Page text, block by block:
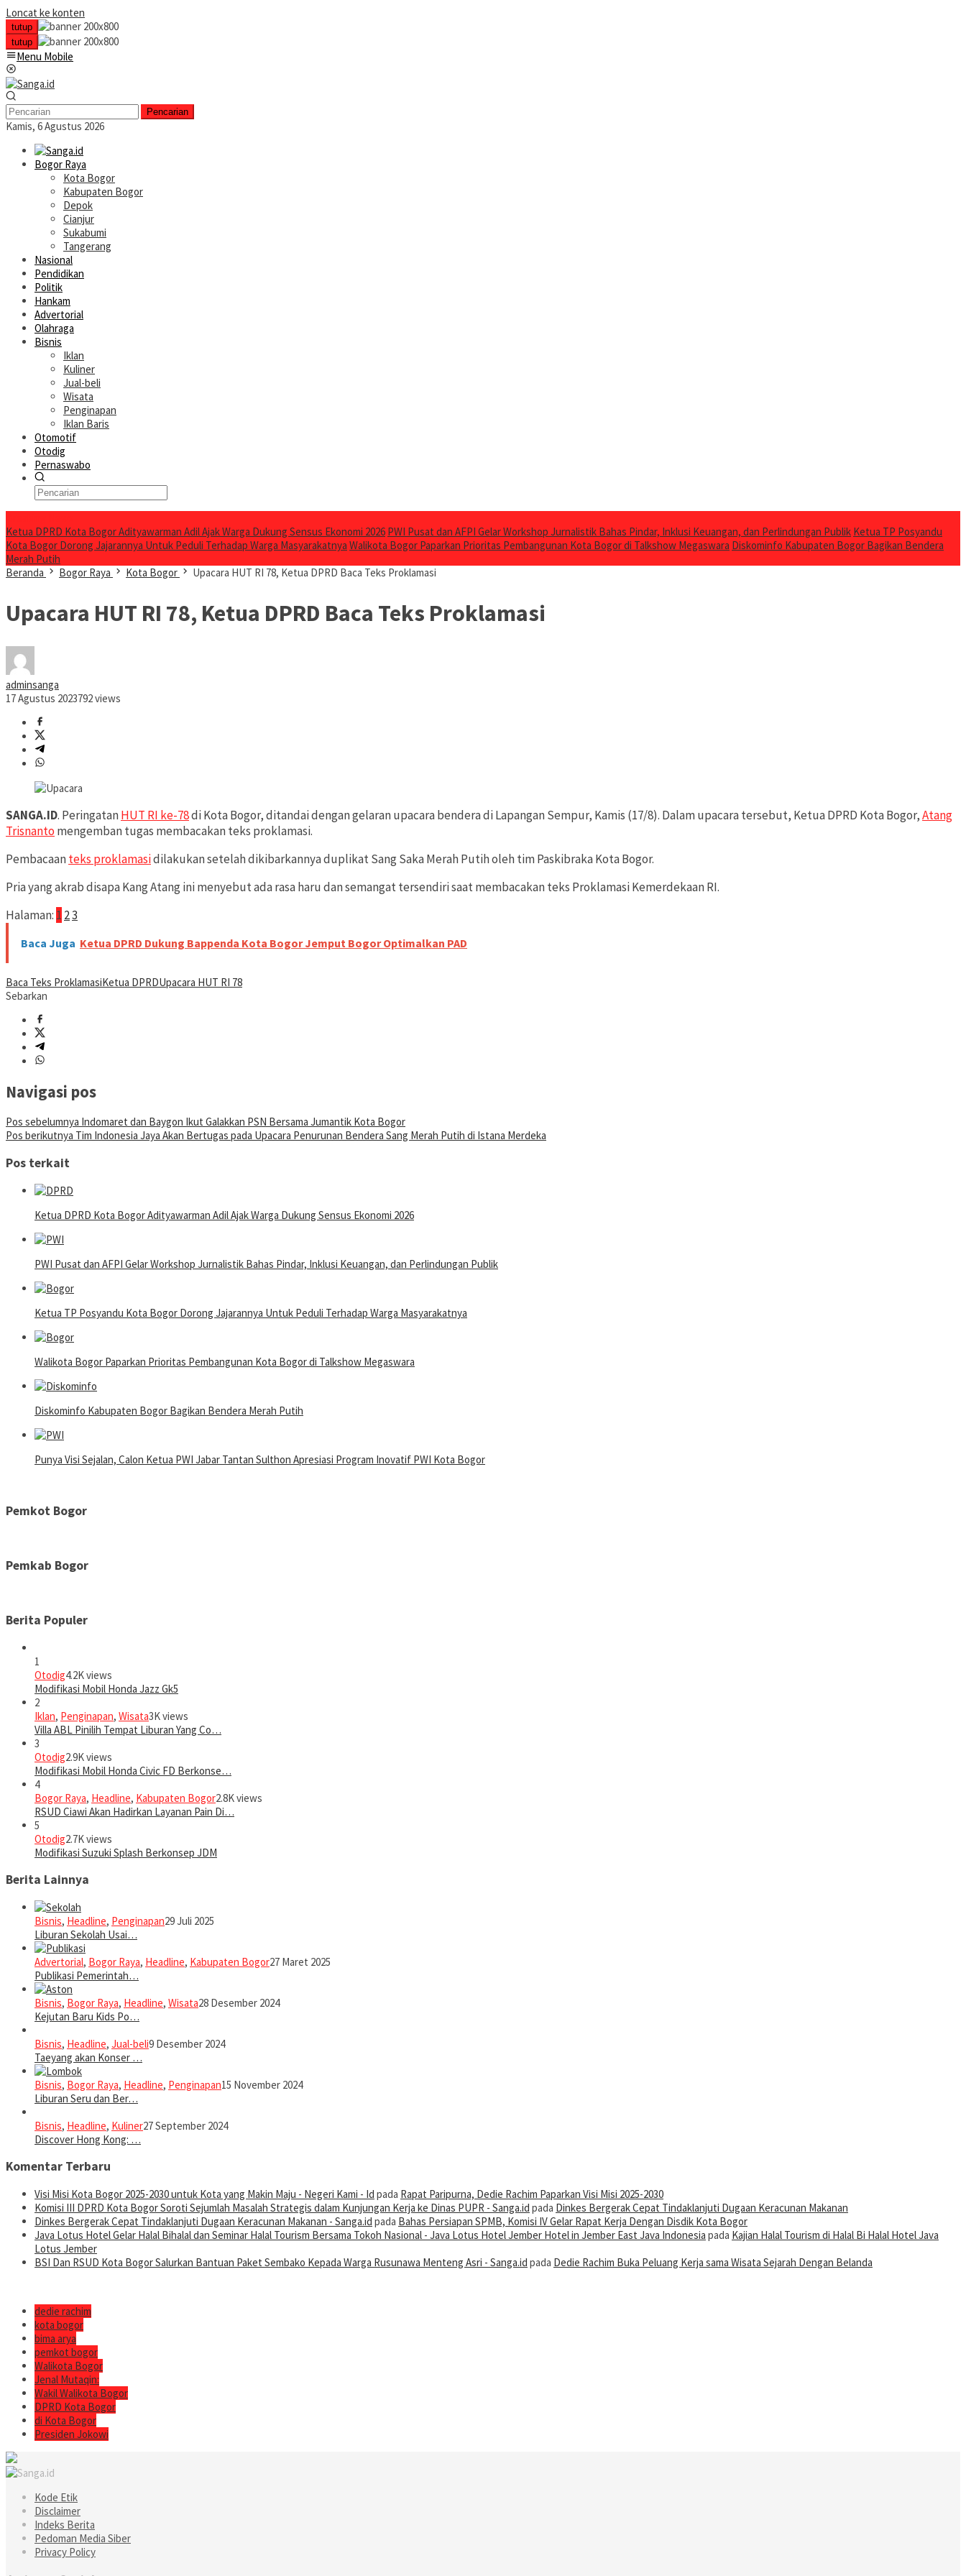
Loncat ke konten
tutup
tutup
Menu Mobile
Pencarian
Kamis, 6 Agustus 2026
Bogor Raya
Kota Bogor
Kabupaten Bogor
Depok
Cianjur
Sukabumi
Tangerang
Nasional
Pendidikan
Politik
Hankam
Advertorial
Olahraga
Bisnis
Iklan
Kuliner
Jual-beli
Wisata
Penginapan
Iklan Baris
Otomotif
Otodig
Pernaswabo
Ketua DPRD Kota Bogor Adityawarman Adil Ajak Warga Dukung Sensus Ekonomi 2026 PWI Pusat dan AFPI Gelar Workshop Jurnalistik Bahas Pindar, Inklusi Keuangan, dan Perlindungan Publik Ketua TP Posyandu
Kota Bogor Dorong Jajarannya Untuk Peduli Terhadap Warga Masyarakatnya Walikota Bogor Paparkan Prioritas Pembangunan Kota Bogor di Talkshow Megaswara Diskominfo Kabupaten Bogor Bagikan Bendera
Merah Putih
Beranda
Bogor Raya Kota Bogor Upacara HUT RI 78, Ketua DPRD Baca Teks Proklamasi
Upacara HUT RI 78, Ketua DPRD Baca Teks Proklamasi
adminsanga
17 Agustus 2023792 views
SANGA.ID. PeringatanHUT RI ke-78di Kota Bogor, ditandai dengan gelaran upacara bendera di Lapangan Sempur, Kamis (17/8). Dalam upacara tersebut, Ketua DPRD Kota Bogor,Atang
Trisnanto mengemban tugas membacakan teks proklamasi.
Pembacaanteks proklamasidilakukan setelah dikibarkannya duplikat Sang Saka Merah Putih oleh tim Paskibraka Kota Bogor.
Pria yang akrab disapa Kang Atang ini menyebut ada rasa haru dan semangat tersendiri saat membacakan teks Proklamasi Kemerdekaan RI.
Halaman: 1 23
Baca Juga Ketua DPRD Dukung Bappenda Kota Bogor Jemput Bogor Optimalkan PAD
Baca Teks ProklamasiKetua DPRDUpacara HUT RI 78
Sebarkan
Navigasi pos
Pos sebelumnya Indomaret dan Baygon Ikut Galakkan PSN Bersama Jumantik Kota Bogor
Pos berikutnya Tim Indonesia Jaya Akan Bertugas pada Upacara Penurunan Bendera Sang Merah Putih di Istana Merdeka
Pos terkait
Ketua DPRD Kota Bogor Adityawarman Adil Ajak Warga Dukung Sensus Ekonomi 2026
PWI Pusat dan AFPI Gelar Workshop Jurnalistik Bahas Pindar, Inklusi Keuangan, dan Perlindungan Publik
Ketua TP Posyandu Kota Bogor Dorong Jajarannya Untuk Peduli Terhadap Warga Masyarakatnya
Walikota Bogor Paparkan Prioritas Pembangunan Kota Bogor di Talkshow Megaswara
Diskominfo Kabupaten Bogor Bagikan Bendera Merah Putih
Punya Visi Sejalan, Calon Ketua PWI Jabar Tantan Sulthon Apresiasi Program Inovatif PWI Kota Bogor
Pemkot Bogor
Pemkab Bogor
Berita Populer
1
Otodig4.2K views
Modifikasi Mobil Honda Jazz Gk5
2
Iklan, Penginapan, Wisata3K views
Villa ABL Pinilih Tempat Liburan Yang Co…
3
Otodig2.9K views
Modifikasi Mobil Honda Civic FD Berkonse…
4
Bogor Raya, Headline, Kabupaten Bogor2.8K views
RSUD Ciawi Akan Hadirkan Layanan Pain Di…
5
Otodig2.7K views
Modifikasi Suzuki Splash Berkonsep JDM
Berita Lainnya
Bisnis, Headline, Penginapan29 Juli 2025
Liburan Sekolah Usai…
Advertorial, Bogor Raya, Headline, Kabupaten Bogor27 Maret 2025
Publikasi Pemerintah…
Bisnis, Bogor Raya, Headline, Wisata28 Desember 2024
Kejutan Baru Kids Po…
Bisnis, Headline, Jual-beli9 Desember 2024
Taeyang akan Konser …
Bisnis, Bogor Raya, Headline, Penginapan15 November 2024
Liburan Seru dan Ber…
Bisnis, Headline, Kuliner27 September 2024
Discover Hong Kong: …
Komentar Terbaru
Visi Misi Kota Bogor 2025-2030 untuk Kota yang Makin Maju - Negeri Kami - Id pada Rapat Paripurna, Dedie Rachim Paparkan Visi Misi 2025-2030
Komisi III DPRD Kota Bogor Soroti Sejumlah Masalah Strategis dalam Kunjungan Kerja ke Dinas PUPR - Sanga.id pada Dinkes Bergerak Cepat Tindaklanjuti Dugaan Keracunan Makanan
Dinkes Bergerak Cepat Tindaklanjuti Dugaan Keracunan Makanan - Sanga.id pada Bahas Persiapan SPMB, Komisi IV Gelar Rapat Kerja Dengan Disdik Kota Bogor
Java Lotus Hotel Gelar Halal Bihalal dan Seminar Halal Tourism Bersama Tokoh Nasional - Java Lotus Hotel Jember Hotel in Jember East Java Indonesia pada Kajian Halal Tourism di Halal Bi Halal Hotel Java
Lotus Jember
BSI Dan RSUD Kota Bogor Salurkan Bantuan Paket Sembako Kepada Warga Rusunawa Menteng Asri - Sanga.id pada Dedie Rachim Buka Peluang Kerja sama Wisata Sejarah Dengan Belanda
dedie rachim
kota bogor
bima arya
pemkot bogor
Walikota Bogor
Jenal Mutaqin:
Wakil Walikota Bogor
DPRD Kota Bogor
di Kota Bogor
Presiden Jokowi
Kode Etik
Disclaimer
Indeks Berita
Pedoman Media Siber
Privacy Policy